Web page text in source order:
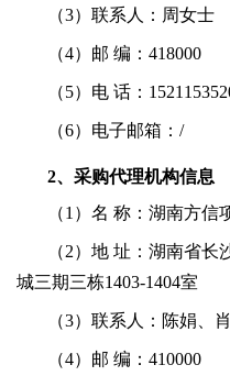
（3）联系人：周女士
（4）邮 编：418000
（5）电 话：
（6）电子邮箱：/
2、采购代理机构信息
（1）名 称：湖南方信
（2）地 址：湖南省长
城三期三栋1403-1404室
（3）联系人：陈娟、
（4）邮 编：410000